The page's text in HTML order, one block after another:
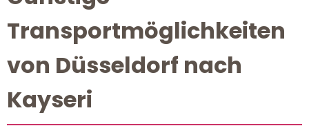
Transportmöglichkeiten
von Düsseldorf nach
Kayseri